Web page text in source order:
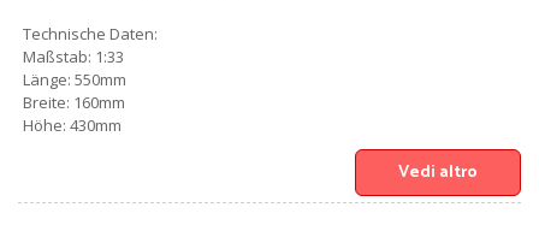
Technische Daten:
Maßstab: 1:33
Länge: 550mm
Breite: 160mm
Höhe: 430mm
Vedi altro